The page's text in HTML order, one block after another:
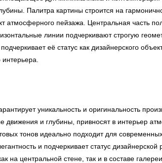
Палитра картины строится на
атмосферного пейзажа. Центральная
линии подчеркивают строгую
её статус как дизайнерского
уникальность и оригинальность
и глубины, привносят в интерьер
тонов идеально подходит для
и подчеркивает статус дизайнерской
на центральной стене, так и в составе